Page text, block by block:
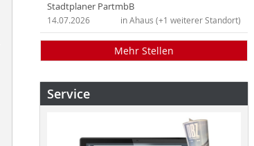
Stadtplaner PartmbB
in Ahaus (+1 weiterer Standort)
14.07.2026
Mehr Stellen
Service